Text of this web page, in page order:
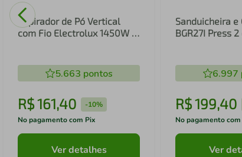
Aspirador de Pó Vertical
com Fio Electrolux 1450W 2
5.663 pontos
R$161,40 -10%
No pagamento com Pix
Ver detalhes
Sanduicheira
BGR27I Press
6.997
R$199,40
No pagamento com
Ver